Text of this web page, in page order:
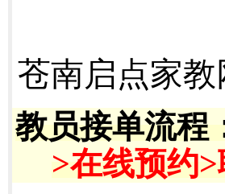
苍南启点家
教员接单流程
>在线预约